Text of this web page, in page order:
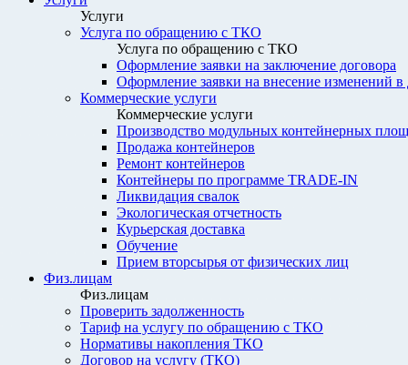
Услуги
Услуга по обращению с ТКО
Услуга по обращению с ТКО
Оформление заявки на заключение договора
Оформление заявки на внесение изменений в
Коммерческие услуги
Коммерческие услуги
Производство модульных контейнерных
Продажа контейнеров
Ремонт контейнеров
Контейнеры по программе TRADE-IN
Ликвидация свалок
Экологическая отчетность
Курьерская доставка
Обучение
Прием вторсырья от физических лиц
Физ.лицам
Физ.лицам
Проверить задолженность
Тариф на услугу по обращению с ТКО
Нормативы накопления ТКО
Договор на услугу (ТКО)